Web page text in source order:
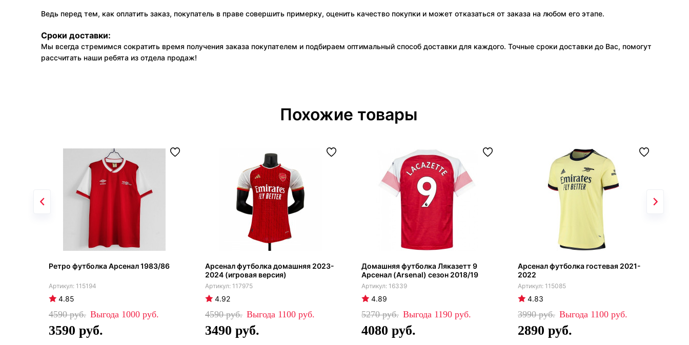
Ведь перед тем, как оплатить заказ, покупатель в праве совершить примерку, оценить качество покупки и может отказаться от заказа на любом его этапе.
Сроки доставки:
Мы всегда стремимся сократить время получения заказа покупателем и подбираем оптимальный способ доставки для каждого. Точные сроки доставки до Вас, помогут
рассчитать наши ребята из отдела продаж!
Похожие товары
Ретро футболка Арсенал 1983/86
115194
4.85
4590 1000
3590
Арсенал футболка домашняя 2023-
2024 (игровая версия)
117975
4.92
4590 1100
3490
Домашняя футболка Ляказетт 9
Арсенал (Arsenal) сезон 2018/19
16339
4.89
5270 1190
4080
Арсенал футболка гостевая 2021-
2022
115085
4.83
3990 1100
2890